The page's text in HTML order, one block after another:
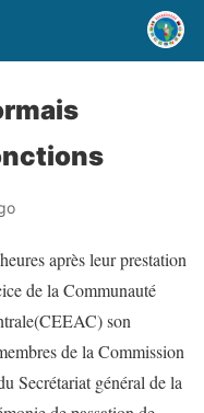
après leur prestation
de la Communauté
son
de la Commission
Secrétariat général de la